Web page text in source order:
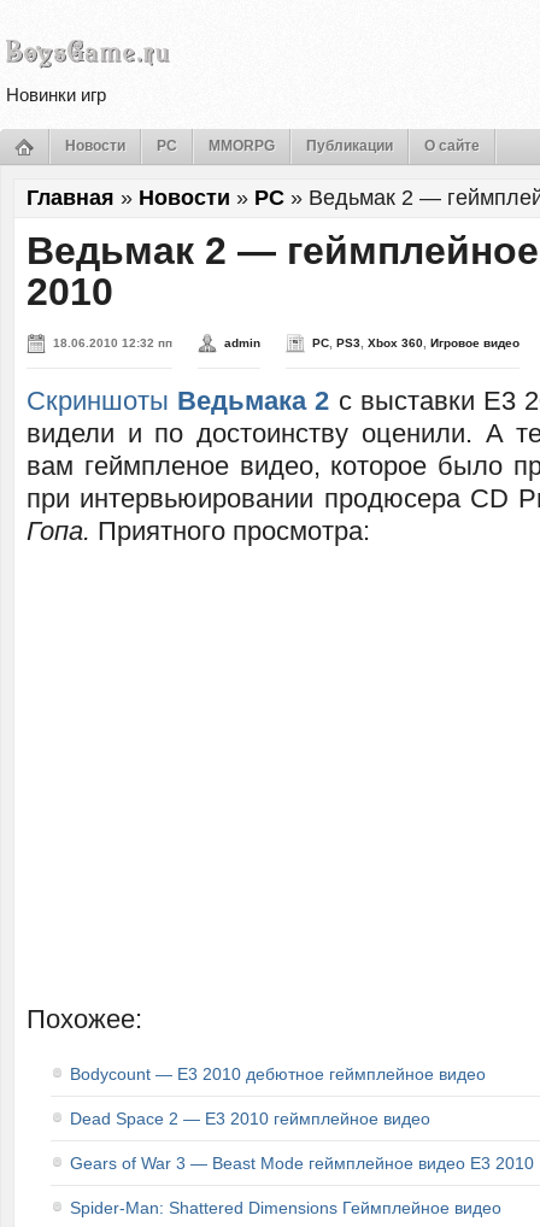
Новинки игр
Новости PC MMORPG Публикации О сайте
Главная » Новости » PC » Ведьмак 2 —
Ведьмак 2 —
2010
18.06.2010 12:32 пп admin PC PS3 Xbox 360 Игровое видео
Скриншоты Ведьмака 2 с выставки E3
видели и по достоинству оценили. А
вам геймпленое видео, которое было
при интервьюировании продюсера CD
Гопа. Приятного просмотра:
Похожее:
Bodycount — E3 2010 дебютное геймплейное видео
Dead Space 2 — E3 2010 геймплейное видео
Gears of War 3 — Beast Mode геймплейное видео E3 2010
Spider-Man: Shattered Dimensions Геймплейное видео